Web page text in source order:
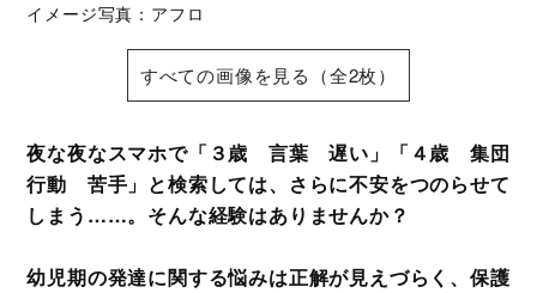
イメージ写真：アフロ
すべての画像を見る（全2枚）
夜な夜なスマホで「３歳 言葉 遅い」「４歳 集団
行動 苦手」と検索しては、さらに不安をつのらせて
しまう……。そんな経験はありませんか？
幼児期の発達に関する悩みは正解が見えづらく、保護